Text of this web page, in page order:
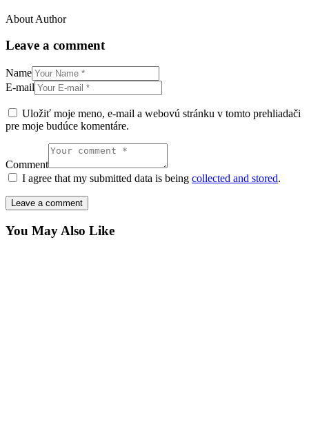
About Author
Leave a comment
Name
E-mail
Uložiť moje meno, e-mail a webovú stránku v tomto prehliadači
pre moje budúce komentáre.
Comment
I agree that my submitted data is being collected and stored.
You May Also Like